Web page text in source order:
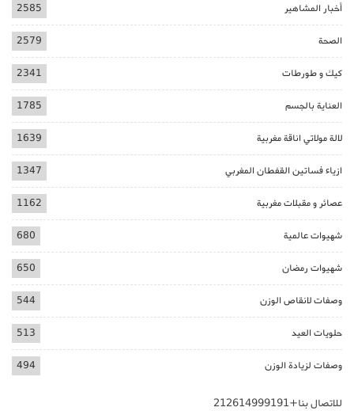
أخبار المشاهير 2585
الصحة 2579
كيك و طورطات 2341
العناية بالجسم 1785
لالة مولاتي اناقة مغربية 1639
ازياء فساتين القفطان المغربي 1347
عصائر و مقبلات مغربية 1162
شهيوات عالمية 680
شهيوات رمضان 650
وصفات لانقاص الوزن 544
حلويات العيد 513
وصفات لزيادة الوزن 494
للاتصال بنا+212614999191